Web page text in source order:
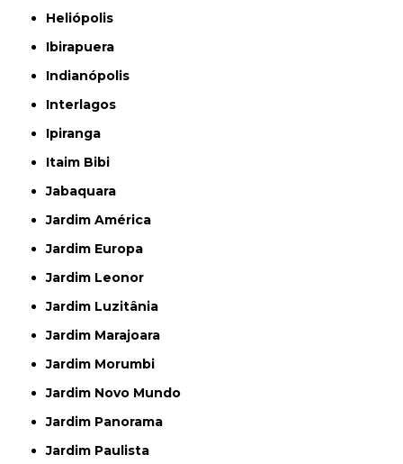
Heliópolis
Ibirapuera
Indianópolis
Interlagos
Ipiranga
Itaim Bibi
Jabaquara
Jardim América
Jardim Europa
Jardim Leonor
Jardim Luzitânia
Jardim Marajoara
Jardim Morumbi
Jardim Novo Mundo
Jardim Panorama
Jardim Paulista